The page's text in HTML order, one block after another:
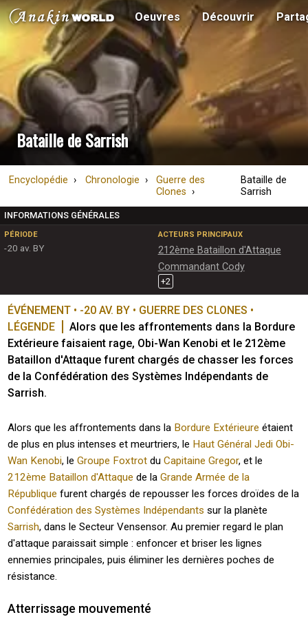
Oeuvres Découvrir
Bataille de Sarrish
Encyclopédie Chronologie
Guerre des
Clones
Bataille de
Sarrish
INFORMATIONS GÉNÉRALES
PÉRIODE
-20 av. BY
ACTEURS PRINCIPAUX
212ème Bataillon d'Attaque
Commandant Cody
+2
ÉVÉNEMENT • -20 AV. BY • GUERRE DES CLONES •
LÉGENDE
Alors que les affrontements dans la Bordure
Extérieure faisaient rage, Obi-Wan Kenobi et le 212ème
Bataillon d'Attaque furent chargés de chasser les forces
de la Confédération des Systèmes Indépendants de
Sarrish.
Alors que les affrontements dans la Bordure Extérieure étaient
de plus en plus intenses et meurtriers, le Haut Général Jedi Obi-
Wan Kenobi, leGroupe Foxtrot duCapitaine Gregor, et le
212ème Bataillon d'Attaque de laGrande Armée de la
République furent chargés de repousser les forces droïdes de la
Confédération des Systèmes Indépendants sur la planète
Sarrish, dans le Secteur Vensensor. Au premier regard le plan
d'attaque paraissait simple : enfoncer et briser les lignes
ennemies principales, puis éliminer les dernières poches de
résistance.
Atterrissage mouvementé